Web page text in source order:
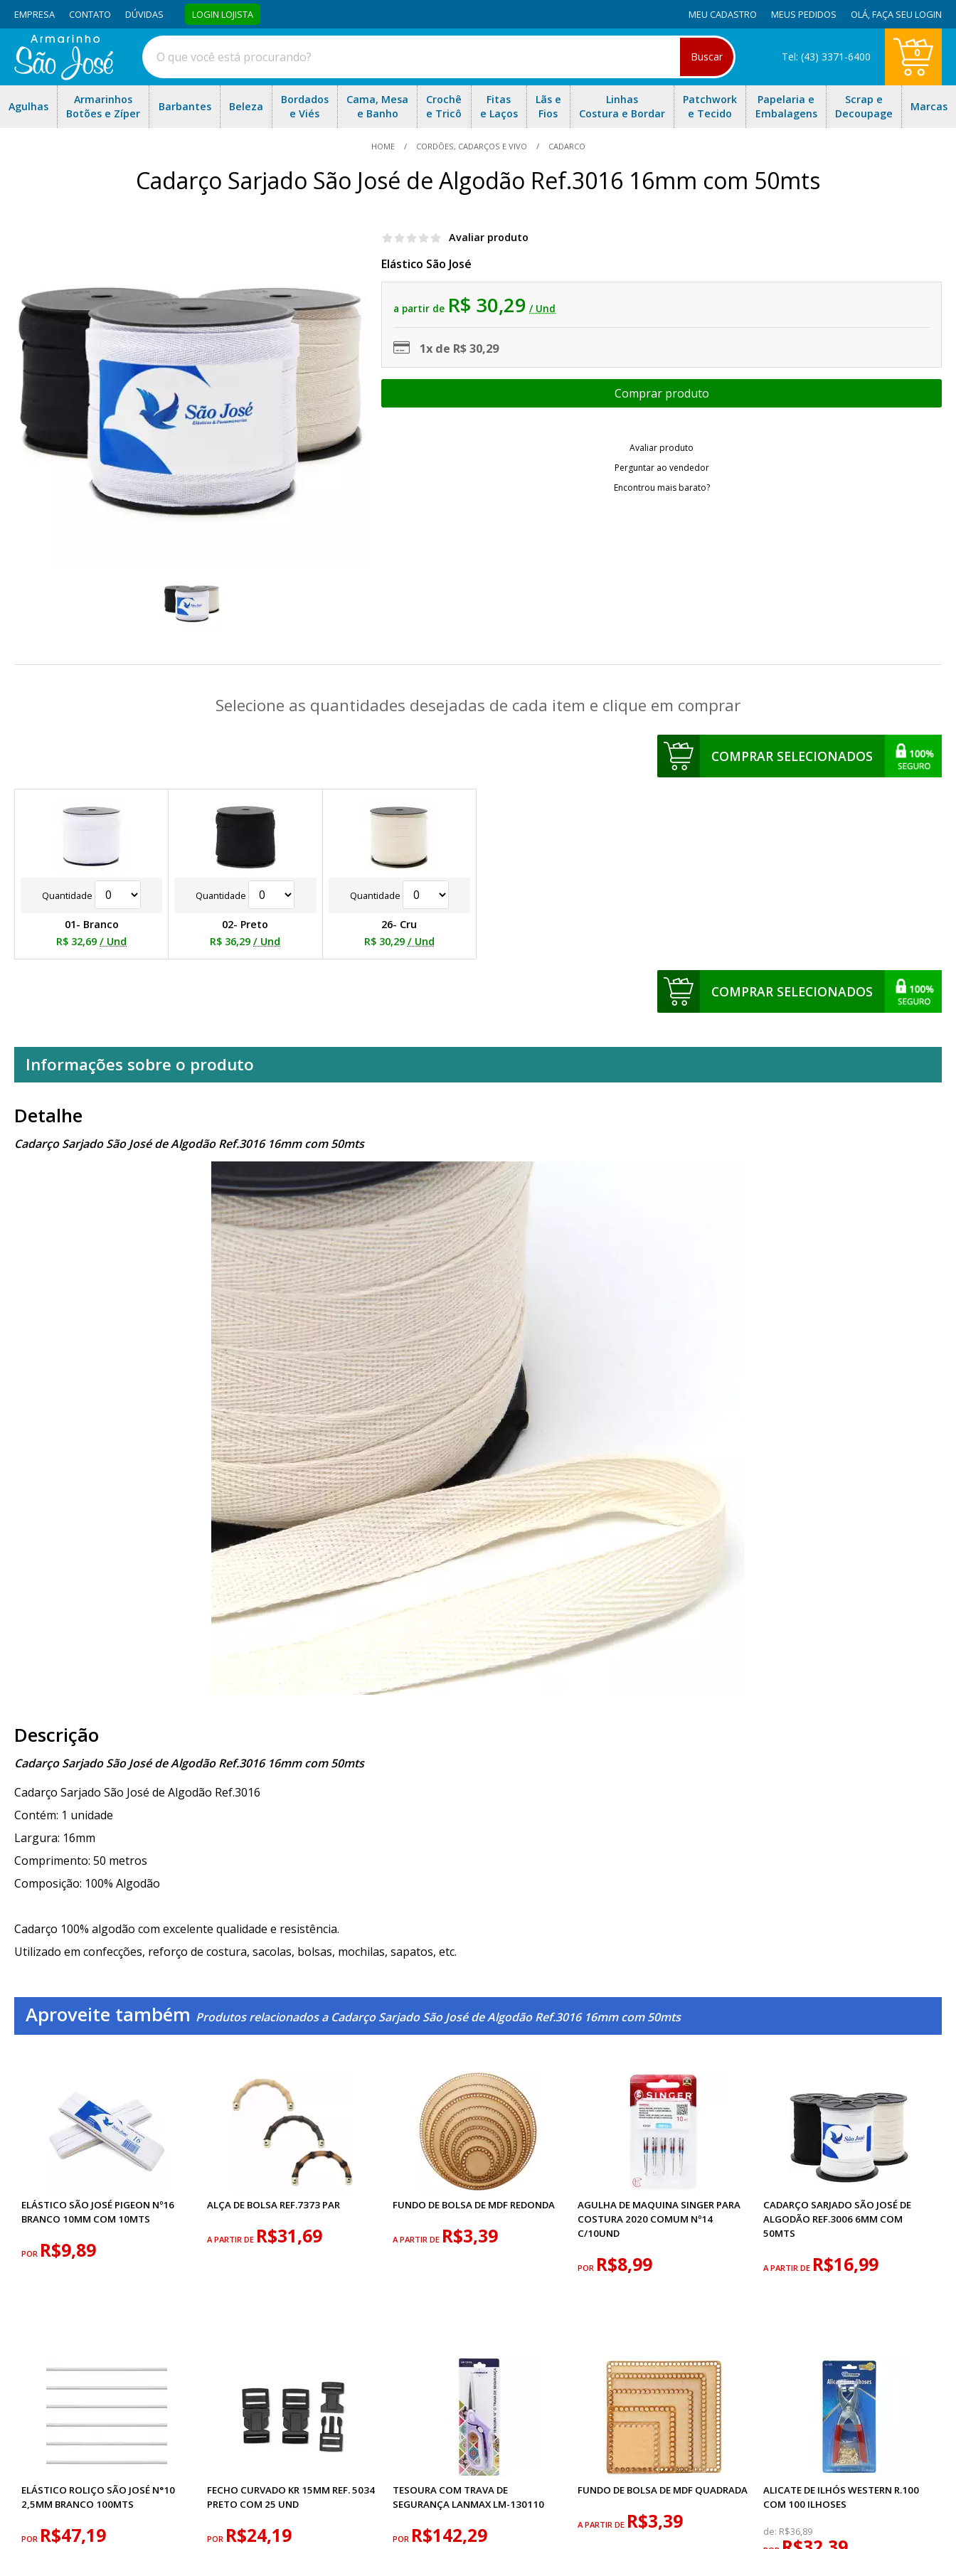
EMPRESA CONTATO DÚVIDAS LOGIN LOJISTA MEU CADASTRO MEUS PEDIDOS OLÁ,FAÇA SEU LOGIN
Buscar Tel: (43) 3371-6400 0
Agulhas
Armarinhos
Botões e Zíper
Barbantes Beleza
Bordados
e Viés
Cama, Mesa
e Banho
Crochê
e Tricô
Fitas
e Laços
Lãs e
Fios
Linhas
Costura e Bordar
Patchwork
e Tecido
Papelaria e
Embalagens
Scrap e
Decoupage
Marcas
HOME CORDÕES, CADARÇOS E VIVO CADARCO
Cadarço Sarjado São José de Algodão Ref.3016 16mm com 50mts
Avaliar produto
Elástico São José
a partir de R$ 30,29 / Und
1x de R$ 30,29
Avaliar produto
Perguntar ao vendedor
Encontrou mais barato?
Selecione as quantidades desejadas de cada item e clique em comprar
COMPRAR SELECIONADOS
Quantidade
01- Branco
R$ 32,69 / Und
Quantidade
02- Preto
R$ 36,29 / Und
Quantidade
26- Cru
R$ 30,29 / Und
COMPRAR SELECIONADOS
Informações sobre o produto
Detalhe
Cadarço Sarjado São José de Algodão Ref.3016 16mm com 50mts
Descrição
Cadarço Sarjado São José de Algodão Ref.3016 16mm com 50mts
Cadarço Sarjado São José de Algodão Ref.3016
Contém: 1 unidade
Largura: 16mm
Comprimento: 50 metros
Composição: 100% Algodão
Cadarço 100% algodão com excelente qualidade e resistência.
Utilizado em confecções, reforço de costura, sacolas, bolsas, mochilas, sapatos, etc.
Aproveite também Produtos relacionados a Cadarço Sarjado São José de Algodão Ref.3016 16mm com 50mts
ELÁSTICO SÃO JOSÉ PIGEON Nº16
BRANCO 10MM COM 10MTS
POR R$9,89
ALÇA DE BOLSA REF.7373 PAR
A PARTIR DE R$31,69
FUNDO DE BOLSA DE MDF REDONDA
A PARTIR DE R$3,39
AGULHA DE MAQUINA SINGER PARA
COSTURA 2020 COMUM Nº14
C/10UND
POR R$8,99
CADARÇO SARJADO SÃO JOSÉ DE
ALGODÃO REF.3006 6MM COM
50MTS
A PARTIR DE R$16,99
ELÁSTICO ROLIÇO SÃO JOSÉ N°10
2,5MM BRANCO 100MTS
POR R$47,19
FECHO CURVADO KR 15MM REF. 5034
PRETO COM 25 UND
POR R$24,19
TESOURA COM TRAVA DE
SEGURANÇA LANMAX LM-130110
POR R$142,29
FUNDO DE BOLSA DE MDF QUADRADA
A PARTIR DE R$3,39
ALICATE DE ILHÓS WESTERN R.100
COM 100 ILHOSES
de: R$36,89